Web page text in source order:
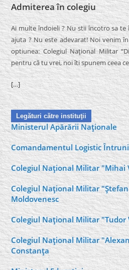
Admiterea în colegiu
Ai multe îndoieli ? Nu stii încotro sa
ajuta ? Nu este adevarat! Noi venim
optiunea: Colegiul Naţional Militar
pentru că tu vrei, noi îti spunem ceea
[…]
Legături către instituţii
Ministerul Apărării Naţionale
Comandamentul Logistic
Colegiul Naţional Militar "Mihai
Colegiul Naţional Militar
Moldovenesc
Colegiul Naţional Militar "Tudor
Colegiul Naţional Militar
Constanţa